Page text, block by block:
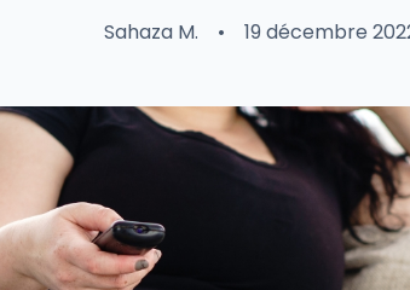
Sahaza M. • 19 décembre